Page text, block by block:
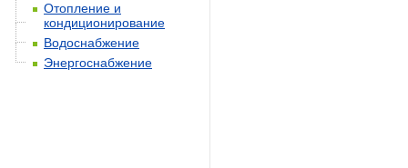
Отопление и
кондиционирование
Водоснабжение
Энергоснабжение